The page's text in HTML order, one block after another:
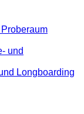
Proberaum
Longboarding